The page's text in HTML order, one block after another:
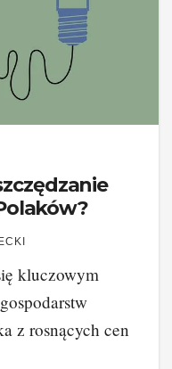
kluczowym
z rosnących cen